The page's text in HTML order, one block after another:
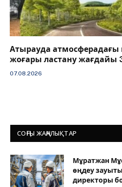
Атырауда атмосферадағы
жоғары ластану жағдайы
07.08.2026
СОҢҒЫ ЖАҢАЛЫҚТАР
Мұратжан
өңдеу
директоры